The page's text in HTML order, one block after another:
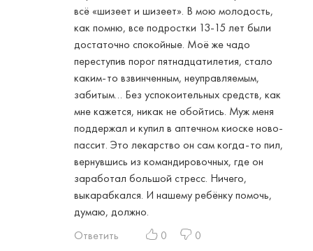
всё «шизеет и шизеет». В мою молодость,
как помню, все подростки 13-15 лет были
достаточно спокойные. Моё же чадо
переступив порог пятнадцатилетия, стало
каким-то взвинченным, неуправляемым,
забитым… Без успокоительных средств, как
мне кажется, никак не обойтись. Муж меня
поддержал и купил в аптечном киоске ново-
пассит. Это лекарство он сам когда-то пил,
вернувшись из командировочных, где он
заработал большой стресс. Ничего,
выкарабкался. И нашему ребёнку помочь,
думаю, должно.
Ответить
0 0